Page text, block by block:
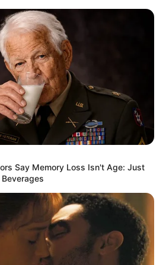
Magnético Feito
Leite e Tecido
Say Memory Loss Isn't Age: Just